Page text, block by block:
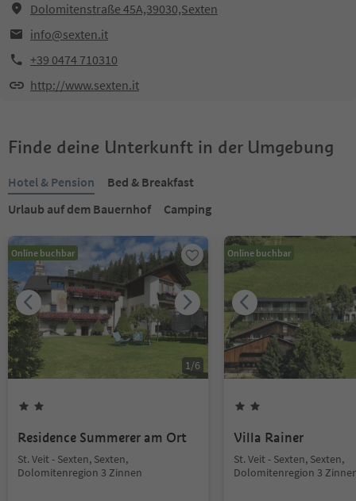
Dolomitenstraße 45A,39030,Sexten
info@sexten.it
+39 0474 710310
http://www.sexten.it
Finde deine Unterkunft in der Umgebung
Hotel & Pension
Bed & Breakfast
Urlaub auf dem Bauernhof
Camping
Online buchbar
1/6
Residence Summerer am Ort
St. Veit - Sexten, Sexten,
Dolomitenregion 3 Zinnen
Online buchbar
Villa Rainer
St. Veit - Sexten, Sexten,
Dolomitenregion 3